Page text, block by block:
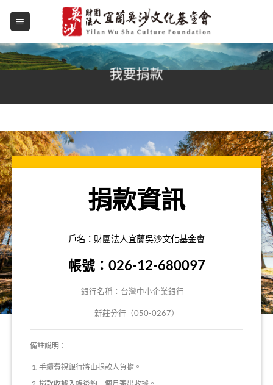
我要捐款
捐款資訊
戶名：財團法人宜蘭吳沙文化基金會
帳號：026-12-680097
銀行名稱：台灣中小企業銀行
新莊分行（050-0267）
備註說明：
手續費視銀行將由捐款人負擔。